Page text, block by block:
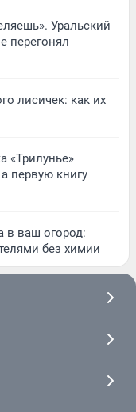
Уральский
перегонял
лисичек: как их
«Трилунье»
первую книгу
в ваш огород:
без химии